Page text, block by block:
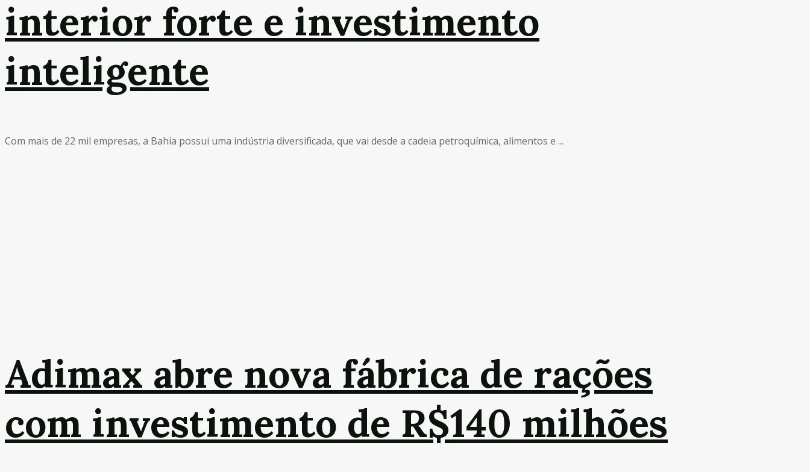
interior forte e investimento
inteligente
Com mais de 22 mil empresas, a Bahia possui uma indústria diversificada, que vai desde a cadeia petroquímica, alimentos e ...
Adimax abre nova fábrica de rações
com investimento de R$140 milhões